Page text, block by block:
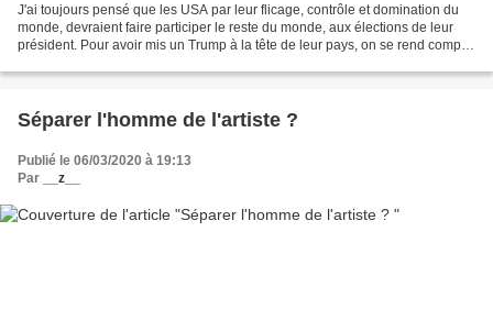
J'ai toujours pensé que les USA par leur flicage, contrôle et domination du
monde, devraient faire participer le reste du monde, aux élections de leur
président. Pour avoir mis un Trump à la tête de leur pays, on se rend compte
Séparer l'homme de l'artiste ?
Publié le 06/03/2020 à 19:13
Par
__z__